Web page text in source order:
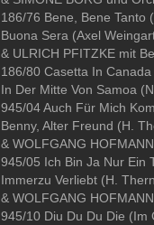
186/76 Bene, Bene Tanto
Buona Sera (Axel
& ULRICH PFITZKE mit
186/80 Casetta In
In Der Mitte Von Samoa
945/04 Auch Für Mich
Benny, Alter Freund (H.
& WOLFGANG HOFMANN
945/05 Ich Bin Ja Nur Ein
Immerzu Verliebt (H.
& WOLFGANG HOFMANN
945/10 Diu Du Du Die (Im